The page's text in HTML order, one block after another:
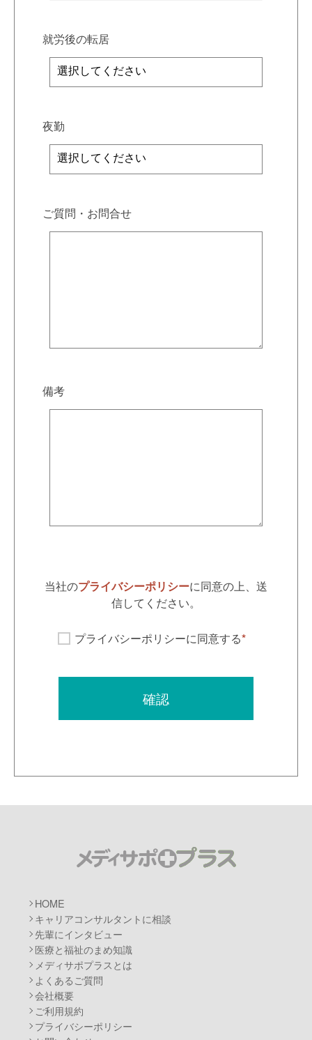
就労後の転居
夜勤
ご質問・お問合せ
備考
当社のプライバシーポリシーに同意の上、送
信してください。
プライバシーポリシーに同意する*
HOME
キャリアコンサルタントに相談
先輩にインタビュー
医療と福祉のまめ知識
メディサポプラスとは
よくあるご質問
会社概要
ご利用規約
プライバシーポリシー